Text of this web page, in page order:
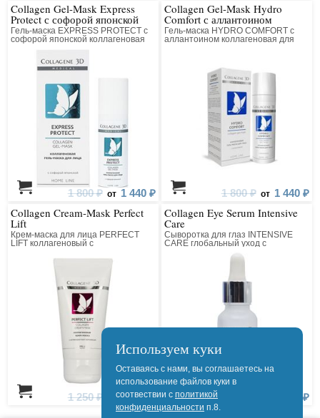
Collagen Gel-Mask Express
Protect с софорой японской
Гель-маска EXPRESS PROTECT с
софорой японской коллагеновая
1 800 ₽ от 1 440 ₽
Collagen Gel-Mask Hydro
Comfort с аллантоином
Гель-маска HYDRO COMFORT с
аллантоином коллагеновая для
1 800 ₽ от 1 440 ₽
Collagen Cream-Mask Perfect
Lift
Крем-маска для лица PERFECT
LIFT коллагеновый с
1 250 ₽ от 1 000 ₽
Collagen Eye Serum Intensive
Care
Сыворотка для глаз INTENSIVE
CARE глобальный уход с
1 120 ₽
Используем куки
Оставаясь с нами, вы соглашаетесь на
использование файлов куки в
соотвествии с политикой
конфиденциальности п.8.